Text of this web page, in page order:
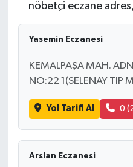
nöbetçi eczane
Yasemin Eczanesi
KEMALPAŞA MAH.
NO:22 1(SELENAY TIP
Yol Tarifi Al 0
Arslan Eczanesi